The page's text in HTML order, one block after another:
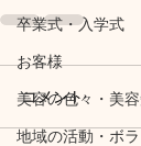
卒業式・入学式
お客様
美容の色々・美
地域の活動・ボ
コメント